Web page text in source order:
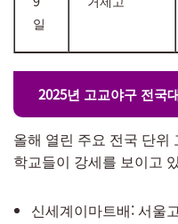
일
2025년 고교야구 전국
올해 열린 주요 전국 단위
학교들이 강세를 보이고
신세계이마트배: 서울고